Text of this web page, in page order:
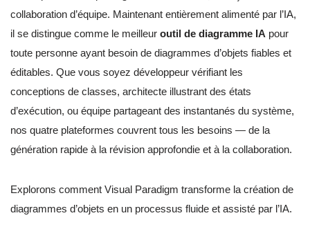
collaboration d’équipe. Maintenant entièrement alimenté par l’IA,
il se distingue comme le meilleur outil de diagramme IA pour
toute personne ayant besoin de diagrammes d’objets fiables et
éditables. Que vous soyez développeur vérifiant les
conceptions de classes, architecte illustrant des états
d’exécution, ou équipe partageant des instantanés du système,
nos quatre plateformes couvrent tous les besoins — de la
génération rapide à la révision approfondie et à la collaboration.
Explorons comment Visual Paradigm transforme la création de
diagrammes d’objets en un processus fluide et assisté par l’IA.